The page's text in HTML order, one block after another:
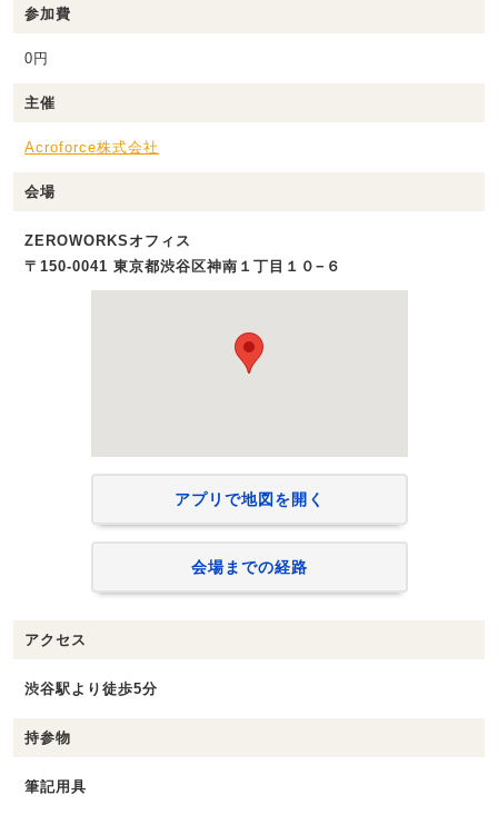
参加費
0円
主催
Acroforce株式会社
会場
ZEROWORKSオフィス
〒150-0041 東京都渋谷区神南１丁目１０−６
アプリで地図を開く
会場までの経路
アクセス
渋谷駅より徒歩5分
持参物
筆記用具